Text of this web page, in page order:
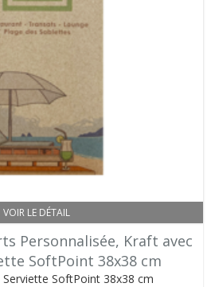
VOIR LE DÉTAIL
Personnalisée, Kraft avec
SoftPoint 38x38 cm
SoftPoint 38x38 cm